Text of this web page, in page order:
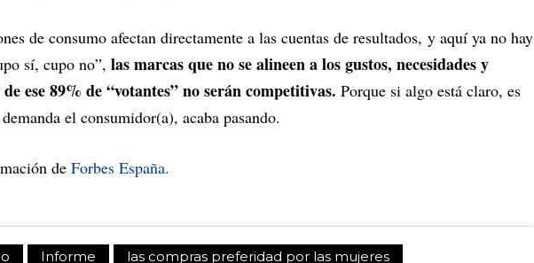
de consumo afectan directamente a las cuentas de resultados, y aquí ya no hay
sí, cupo no”, las marcas que no se alineen a los gustos, necesidades y
ese 89% de “votantes” no serán competitivas. Porque si algo está claro, es
el consumidor(a), acaba pasando.
de Forbes España.
Informe las compras preferidad por las mujeres